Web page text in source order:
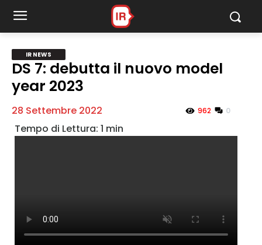
MY INFORICAMBI
Password
IR News
IR NEWS
DS 7: debutta il nuovo model
year 2023
28 Settembre 2022 962 0